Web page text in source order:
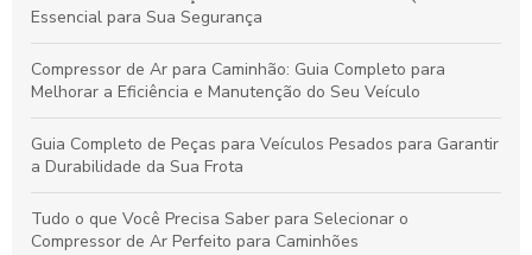
Essencial para Sua Segurança
Compressor de Ar para Caminhão: Guia Completo para
Melhorar a Eficiência e Manutenção do Seu Veículo
Guia Completo de Peças para Veículos Pesados para Garantir
a Durabilidade da Sua Frota
Tudo o que Você Precisa Saber para Selecionar o
Compressor de Ar Perfeito para Caminhões